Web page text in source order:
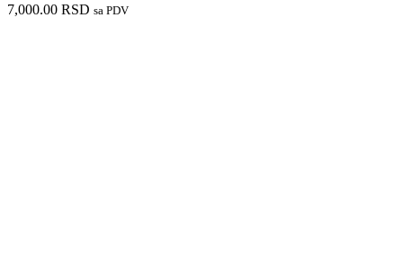
7,000.00 RSD sa PDV